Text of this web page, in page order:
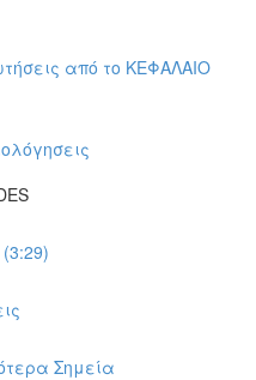
από το ΚΕΦΑΛΑΙΟ
Σημεία